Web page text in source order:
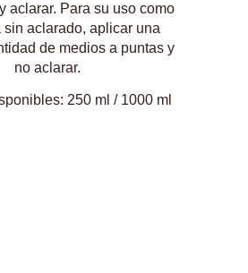
aclarar. Para su uso como
sin aclarado, aplicar una
de medios a puntas y
no aclarar.
250 ml / 1000 ml